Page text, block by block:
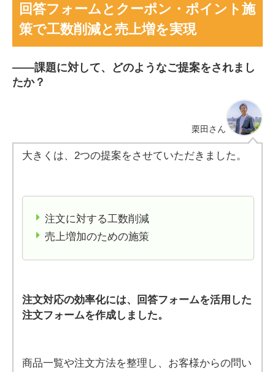
回答フォームとクーポン・ポイント施
策で工数削減と売上増を実現
――課題に対して、どのようなご提案をされまし
たか？
栗田 さん
大きくは、2つの提案をさせていただきました。
注文に対する工数削減
売上増加のための施策
注文対応の効率化には、回答フォームを活用した
注文フォームを作成しました。
商品一覧や注文方法を整理し、お客様からの問い